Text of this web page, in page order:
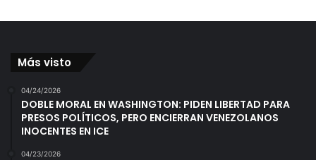
Más visto
04/24/2026
DOBLE MORAL EN WASHINGTON: PIDEN LIBERTAD PARA
PRESOS POLÍTICOS, PERO ENCIERRAN VENEZOLANOS
INOCENTES EN ICE
04/23/2026